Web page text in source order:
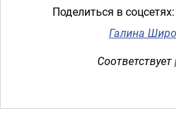
Поделиться в соцсетях:
Галина
Соответствует